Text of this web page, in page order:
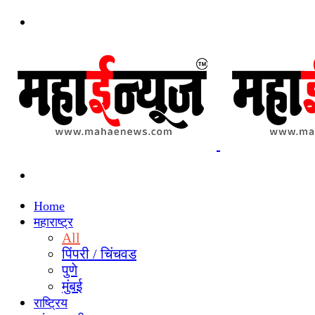
Home
महाराष्ट्र
All
पिंपरी / चिंचवड
पुणे
मुंबई
राष्ट्रिय